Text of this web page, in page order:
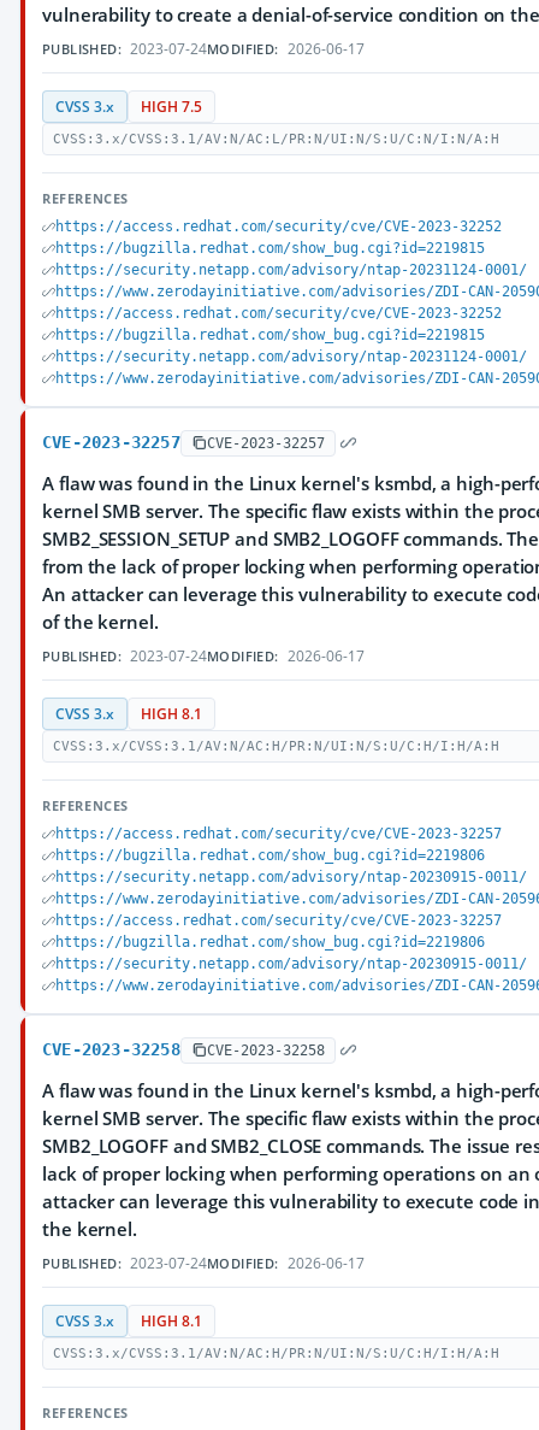
vulnerability to create a denial-of-service condition on
PUBLISHED: 2023-07-24MODIFIED: 2026-06-17
CVSS 3.x HIGH 7.5
CVSS:3.x/CVSS:3.1/AV:N/AC:L/PR:N/UI:N/S:U/C:N/I:N/A:H
REFERENCES
https://access.redhat.com/security/cve/CVE-2023-32252
https://bugzilla.redhat.com/show_bug.cgi?id=2219815
https://security.netapp.com/advisory/ntap-20231124-0001/
https://www.zerodayinitiative.com/advisories/ZDI-CAN-
https://access.redhat.com/security/cve/CVE-2023-32252
https://bugzilla.redhat.com/show_bug.cgi?id=2219815
https://security.netapp.com/advisory/ntap-20231124-0001/
https://www.zerodayinitiative.com/advisories/ZDI-CAN-
CVE-2023-32257 CVE-2023-32257
A flaw was found in the Linux kernel's ksmbd, a high-
kernel SMB server. The specific flaw exists within the
SMB2_SESSION_SETUP and SMB2_LOGOFF commands.
from the lack of proper locking when performing
An attacker can leverage this vulnerability to execute
of the kernel.
PUBLISHED: 2023-07-24MODIFIED: 2026-06-17
CVSS 3.x HIGH 8.1
CVSS:3.x/CVSS:3.1/AV:N/AC:H/PR:N/UI:N/S:U/C:H/I:H/A:H
REFERENCES
https://access.redhat.com/security/cve/CVE-2023-32257
https://bugzilla.redhat.com/show_bug.cgi?id=2219806
https://security.netapp.com/advisory/ntap-20230915-0011/
https://www.zerodayinitiative.com/advisories/ZDI-CAN-
https://access.redhat.com/security/cve/CVE-2023-32257
https://bugzilla.redhat.com/show_bug.cgi?id=2219806
https://security.netapp.com/advisory/ntap-20230915-0011/
https://www.zerodayinitiative.com/advisories/ZDI-CAN-
CVE-2023-32258 CVE-2023-32258
A flaw was found in the Linux kernel's ksmbd, a high-
kernel SMB server. The specific flaw exists within the
SMB2_LOGOFF and SMB2_CLOSE commands. The issue
lack of proper locking when performing operations on an
attacker can leverage this vulnerability to execute code
the kernel.
PUBLISHED: 2023-07-24MODIFIED: 2026-06-17
CVSS 3.x HIGH 8.1
CVSS:3.x/CVSS:3.1/AV:N/AC:H/PR:N/UI:N/S:U/C:H/I:H/A:H
REFERENCES